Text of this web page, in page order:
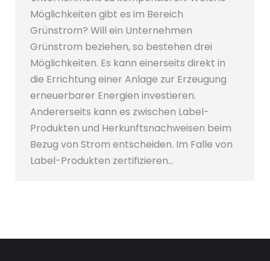
Möglichkeiten gibt es im Bereich
Grünstrom? Will ein Unternehmen
Grünstrom beziehen, so bestehen drei
Möglichkeiten. Es kann einerseits direkt in
die Errichtung einer Anlage zur Erzeugung
erneuerbarer Energien investieren.
Andererseits kann es zwischen Label-
Produkten und Herkunftsnachweisen beim
Bezug von Strom entscheiden. Im Falle von
Label-Produkten zertifizieren…